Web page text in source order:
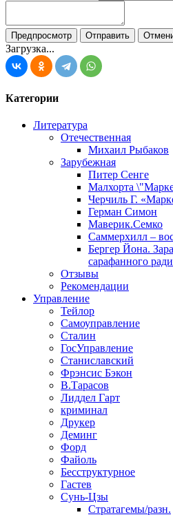
Загрузка...
Категории
Литература
Отечественная
Михаил Рыбаков
Зарубежная
Питер Сенге
Малхорта
Черчиль Г.
Герман Симон
Маверик.Семко
Саммерхилл –
Бергер Йона.
сарафанного
Отзывы
Рекомендации
Управление
Тейлор
Самоуправление
Сталин
ГосУправление
Станиславский
Фрэнсис Бэкон
В.Тарасов
Лиддел Гарт
криминал
Друкер
Деминг
Форд
Файоль
Бесструктурное
Гастев
Сунь-Цзы
Стратагемы/разн.